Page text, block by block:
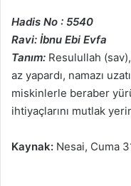
Hadis No : 5540
Ravi: İbnu Ebi Evfa
Tanım: Resulullah
az yapardı, namazı
miskinlerle beraber
ihtiyaçlarını mutlak
Kaynak: Nesai, Cuma